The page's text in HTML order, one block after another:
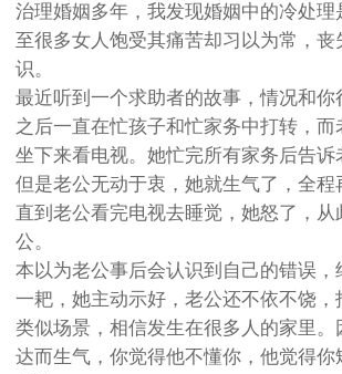
治理婚姻多年，我发现婚姻中的冷处理
至很多女人饱受其痛苦却习以为常，丧
识。
最近听到一个求助者的故事，情况和你
之后一直在忙孩子和忙家务中打转，
坐下来看电视。她忙完所有家务后告诉
但是老公无动于衷，她就生气了，全程
直到老公看完电视去睡觉，她怒了，
公。
本以为老公事后会认识到自己的错误，
一耙，她主动示好，老公还不依不饶，
类似场景，相信发生在很多人的家里。
达而生气，你觉得他不懂你，他觉得你